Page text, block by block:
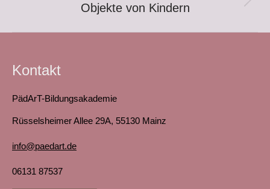
Nächstes
Objekte von Kindern
Kontakt
PädArT-Bildungsakademie
Rüsselsheimer Allee 29A, 55130 Mainz
info@paedart.de
06131 87537